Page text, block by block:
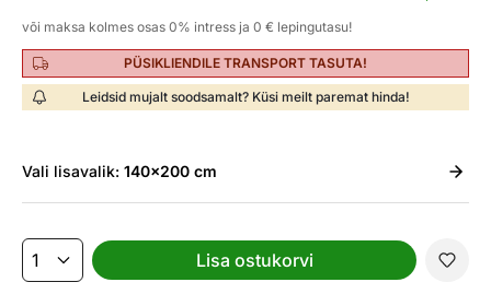
või maksa kolmes osas 0% intress ja 0 € lepingutasu!
PÜSIKLIENDILE TRANSPORT TASUTA!
Leidsid mujalt soodsamalt? Küsi meilt paremat hinda!
Vali lisavalik: 140x200 cm
Lisa ostukorvi